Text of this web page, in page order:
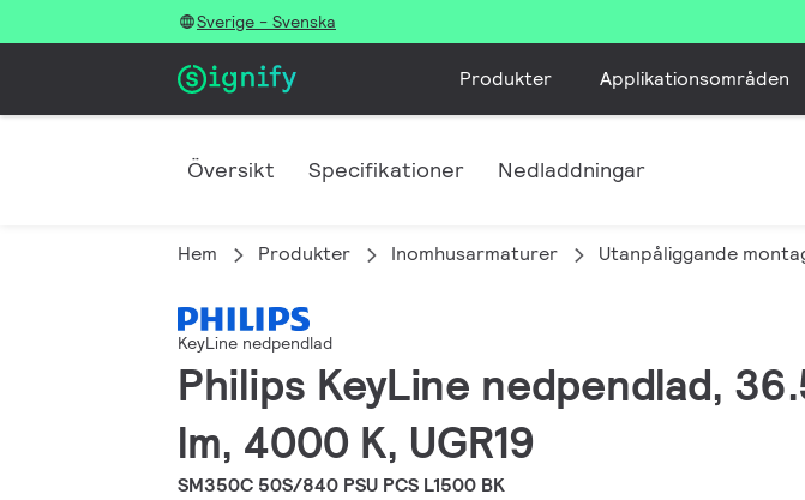
Sverige - Svenska
Produkter Applikationsområden
Översikt Specifikationer Nedladdningar
Hem Produkter Inomhusarmaturer Utanpåliggande
KeyLine nedpendlad
Philips KeyLine nedpendlad,
lm, 4000 K, UGR19
SM350C 50S/840 PSU PCS L1500 BK